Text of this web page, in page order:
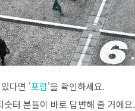
다면 '포럼'을 확인하세요.
터 분들이 바로 답변해 줄 거에요.